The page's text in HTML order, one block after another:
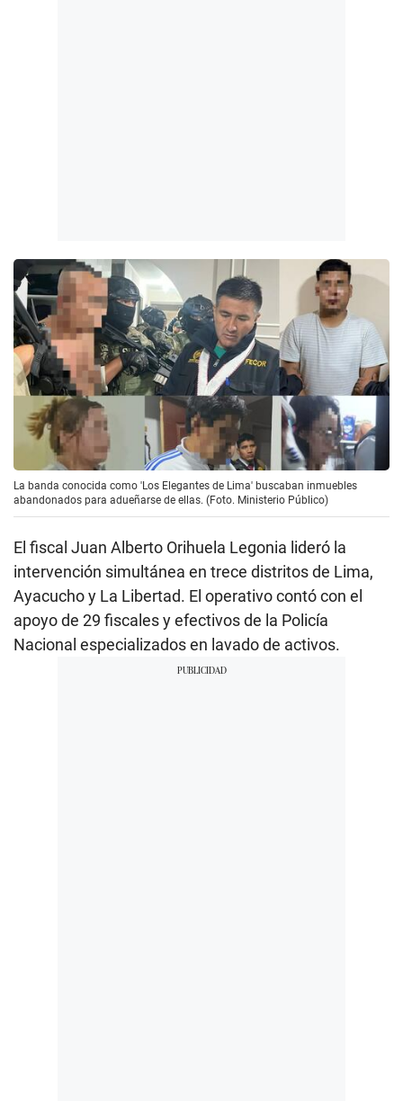
La banda conocida como 'Los Elegantes de Lima' buscaban inmuebles
abandonados para adueñarse de ellas. (Foto. Ministerio Público)
El fiscal Juan Alberto Orihuela Legonia lideró la
intervención simultánea en trece distritos de Lima,
Ayacucho y La Libertad. El operativo contó con el
apoyo de 29 fiscales y efectivos de la Policía
Nacional especializados en lavado de activos.